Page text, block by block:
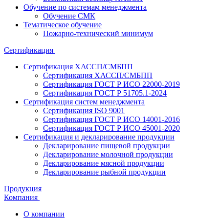
Обучение по системам менеджмента
Обучение СМК
Тематическое обучение
Пожарно-технический минимум
Сертификация
Сертификация ХАССП/СМБПП
Сертификация ХАССП/СМБПП
Сертификация ГОСТ Р ИСО 22000-2019
Сертификация ГОСТ Р 51705.1-2024
Сертификация систем менеджмента
Сертификация ISO 9001
Сертификация ГОСТ Р ИСО 14001-2016
Сертификация ГОСТ Р ИСО 45001-2020
Сертификация и декларирование продукции
Декларирование пищевой продукции
Декларирование молочной продукции
Декларирование мясной продукции
Декларирование рыбной продукции
Продукция
Компания
О компании